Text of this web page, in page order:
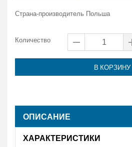
Страна-производитель Польша
Количество
В КОРЗИНУ
ОПИСАНИЕ
ХАРАКТЕРИСТИКИ